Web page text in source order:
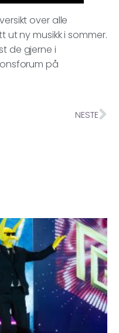
over alle
ut ny musikk i sommer.
de gjerne i
på
NESTE